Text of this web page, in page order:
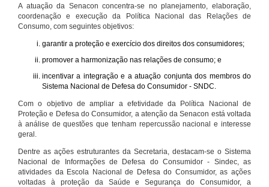
A atuação da Senacon concentra-se no planejamento, elaboração,
coordenação e execução da Política Nacional das Relações de
Consumo, com seguintes objetivos:
garantir a proteção e exercício dos direitos dos consumidores;
promover a harmonização nas relações de consumo; e
incentivar a integração e a atuação conjunta dos membros do
Sistema Nacional de Defesa do Consumidor - SNDC.
Com o objetivo de ampliar a efetividade da Política Nacional de
Proteção e Defesa do Consumidor, a atenção da Senacon está voltada
à análise de questões que tenham repercussão nacional e interesse
geral.
Dentre as ações estruturantes da Secretaria, destacam-se o Sistema
Nacional de Informações de Defesa do Consumidor - Sindec, as
atividades da Escola Nacional de Defesa do Consumidor, as ações
voltadas à proteção da Saúde e Segurança do Consumidor, a